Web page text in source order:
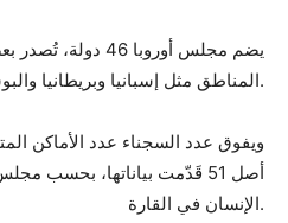
يضم مجلس أوروبا
المناطق مثل إسبانيا وبريطانيا والبوسنة.
أصل 51 قَدّمت بياناتها، بحسب
الإنسان في القارة.